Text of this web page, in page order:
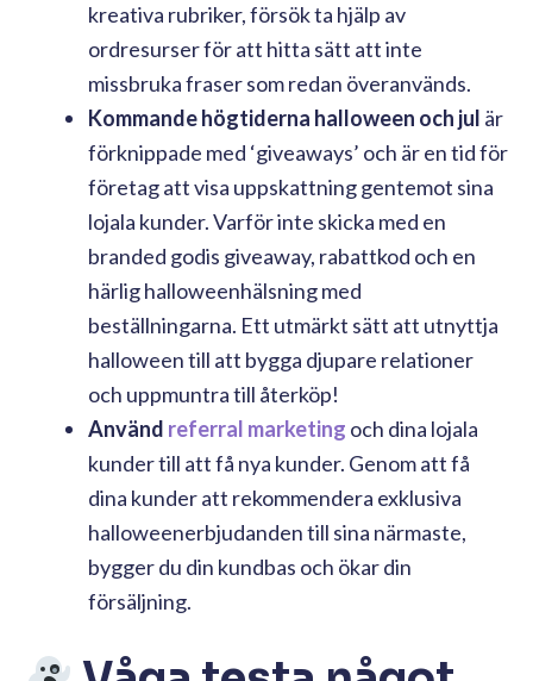
kreativa rubriker, försök ta hjälp av
ordresurser för att hitta sätt att inte
missbruka fraser som redan överanvänds.
Kommande högtiderna halloween och jul är
förknippade med ‘giveaways’ och är en tid för
företag att visa uppskattning gentemot sina
lojala kunder. Varför inte skicka med en
branded godis giveaway, rabattkod och en
härlig halloweenhälsning med
beställningarna. Ett utmärkt sätt att utnyttja
halloween till att bygga djupare relationer
och uppmuntra till återköp!
Använd referral marketing och dina lojala
kunder till att få nya kunder. Genom att få
dina kunder att rekommendera exklusiva
halloweenerbjudanden till sina närmaste,
bygger du din kundbas och ökar din
försäljning.